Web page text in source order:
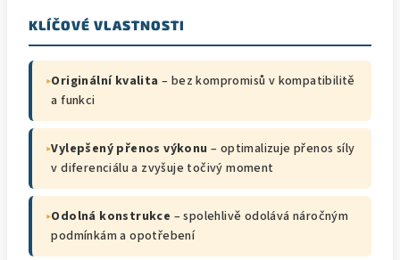
KLÍČOVÉ VLASTNOSTI
▸Originální kvalita – bez kompromisů v kompatibilitě
a funkci
▸Vylepšený přenos výkonu – optimalizuje přenos síly
v diferenciálu a zvyšuje točivý moment
▸Odolná konstrukce – spolehlivě odolává náročným
podmínkám a opotřebení